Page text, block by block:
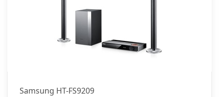
Samsung HT-FS9209